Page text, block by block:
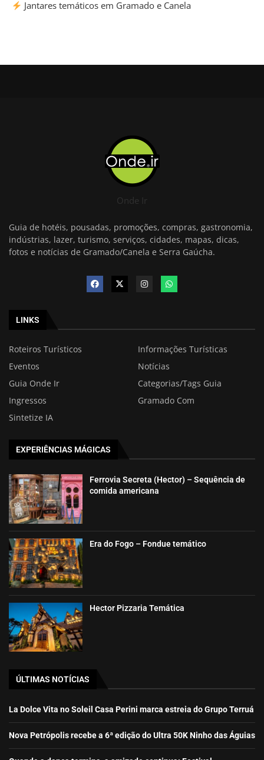
Jantares temáticos em Gramado e Canela
Onde Ir
Guia de hotéis, pousadas, promoções, compras, gastronomia,
indústrias, lazer, turismo, serviços, cidades, mapas, dicas,
fotos e notícias de Gramado/Canela e Serra Gaúcha.
LINKS
Roteiros Turísticos
Informações Turísticas
Eventos
Notícias
Guia Onde Ir
Categorias/Tags Guia
Ingressos
Gramado Com
Sintetize IA
EXPERIÊNCIAS MÁGICAS
Ferrovia Secreta (Hector) – Sequência de
comida americana
Era do Fogo – Fondue temático
Hector Pizzaria Temática
ÚLTIMAS NOTÍCIAS
La Dolce Vita no Soleil Casa Perini marca estreia do Grupo Terruá
Nova Petrópolis recebe a 6ª edição do Ultra 50K Ninho das Águias